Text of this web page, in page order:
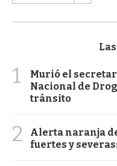
1
Murió el
Nacional de
tránsito
2
Alerta naranja
fuertes y